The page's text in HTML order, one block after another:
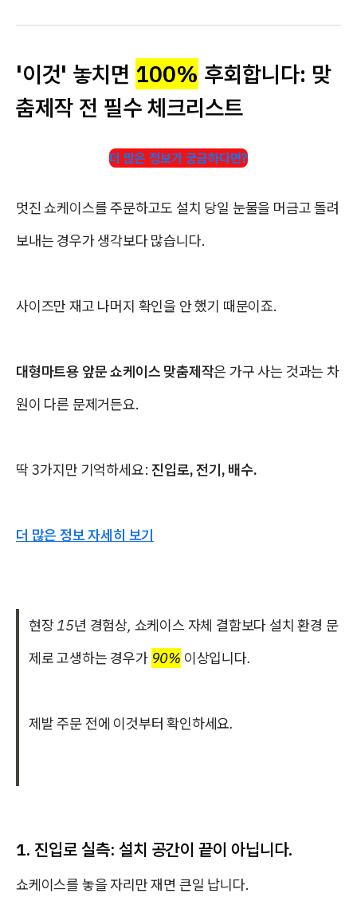
'이것' 놓치면 100% 후회합니다: 맞
춤제작 전 필수 체크리스트
더 많은 정보가 궁금하다면?
멋진 쇼케이스를 주문하고도 설치 당일 눈물을 머금고 돌려
보내는 경우가 생각보다 많습니다.
사이즈만 재고 나머지 확인을 안 했기 때문이죠.
대형마트용 앞문 쇼케이스 맞춤제작은 가구 사는 것과는 차
원이 다른 문제거든요.
딱 3가지만 기억하세요:진입로, 전기, 배수.
더 많은 정보 자세히 보기
현장 15년 경험상, 쇼케이스 자체 결함보다 설치 환경 문
제로 고생하는 경우가 90% 이상입니다.
제발 주문 전에 이것부터 확인하세요.
1. 진입로 실측: 설치 공간이 끝이 아닙니다.
쇼케이스를 놓을 자리만 재면 큰일 납니다.